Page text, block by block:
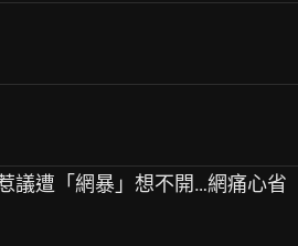
議遭「網暴」想不開…網痛心省